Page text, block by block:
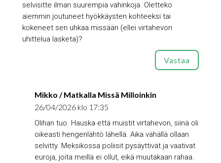
selvisitte ilman suurempia vahinkoja. Oletteko
aiemmin joutuneet hyökkäysten kohteeksi tai
kokeneet sen uhkaa missään (ellei virtahevon
uhittelua lasketa)?
Vastaa
Mikko / Matkalla Missä Milloinkin
26/04/2026 klo 17:35
Olihan tuo. Hauska että muistit virtahevon, siinä oli
oikeasti hengenlähtö lähellä. Aika vähällä ollaan
selvitty. Meksikossa poliisit pysäyttivät ja vaativat
euroja, joita meillä ei ollut, eikä muutakaan rahaa.